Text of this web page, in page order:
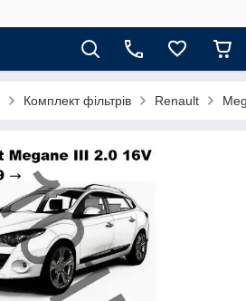
Комплект фільтрів Renault